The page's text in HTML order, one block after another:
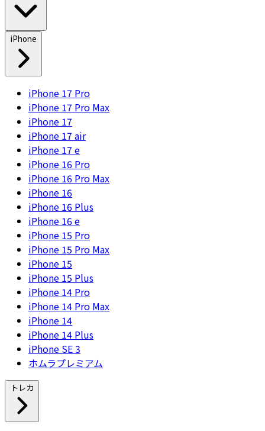
iPhone
iPhone 17 Pro
iPhone 17 Pro Max
iPhone 17
iPhone 17 air
iPhone 17 e
iPhone 16 Pro
iPhone 16 Pro Max
iPhone 16
iPhone 16 Plus
iPhone 16 e
iPhone 15 Pro
iPhone 15 Pro Max
iPhone 15
iPhone 15 Plus
iPhone 14 Pro
iPhone 14 Pro Max
iPhone 14
iPhone 14 Plus
iPhone SE 3
ホムラプレミアム
トレカ